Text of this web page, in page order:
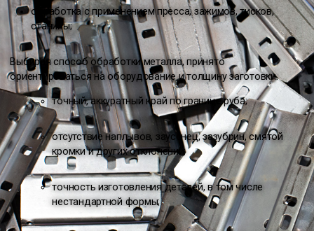
обработка с применением пресса, зажимов, тисков,
станины;
Выбирая способ обработки металла, принято
ориентироваться на оборудование и толщину заготовки.
точный, аккуратный край по границе руба;
отсутствие наплывов, заусенец, зазубрин, смятой
кромки и других отклонений;
точность изготовления деталей, в том числе
нестандартной формы;